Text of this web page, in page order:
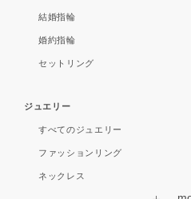
結婚指輪
婚約指輪
セットリング
ジュエリー
すべてのジュエリー
ファッションリング
ネックレス